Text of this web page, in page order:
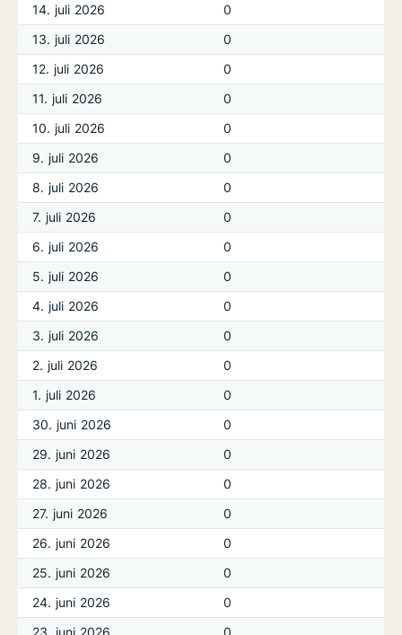
14. juli 2026
0
13. juli 2026
0
12. juli 2026
0
11. juli 2026
0
10. juli 2026
0
9. juli 2026
0
8. juli 2026
0
7. juli 2026
0
6. juli 2026
0
5. juli 2026
0
4. juli 2026
0
3. juli 2026
0
2. juli 2026
0
1. juli 2026
0
30. juni 2026
0
29. juni 2026
0
28. juni 2026
0
27. juni 2026
0
26. juni 2026
0
25. juni 2026
0
24. juni 2026
0
23. juni 2026
0